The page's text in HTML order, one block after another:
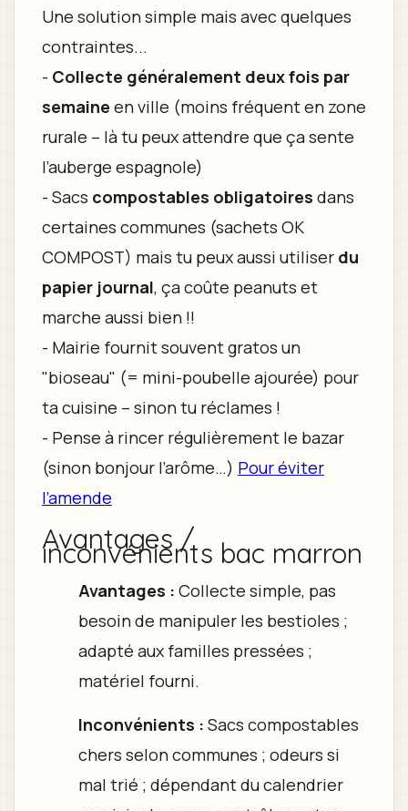
Une solution simple mais avec quelques
contraintes...
- Collecte généralement deux fois par
semaine en ville (moins fréquent en zone
rurale – là tu peux attendre que ça sente
l’auberge espagnole)
- Sacs compostables obligatoires dans
certaines communes (sachets OK
COMPOST) mais tu peux aussi utiliser du
papier journal, ça coûte peanuts et
marche aussi bien !!
- Mairie fournit souvent gratos un
"bioseau" (= mini-poubelle ajourée) pour
ta cuisine – sinon tu réclames !
- Pense à rincer régulièrement le bazar
(sinon bonjour l’arôme…) Pour éviter
l’amende
Avantages /
inconvénients bac marron
Avantages : Collecte simple, pas
besoin de manipuler les bestioles ;
adapté aux familles pressées ;
matériel fourni.
Inconvénients : Sacs compostables
chers selon communes ; odeurs si
mal trié ; dépendant du calendrier